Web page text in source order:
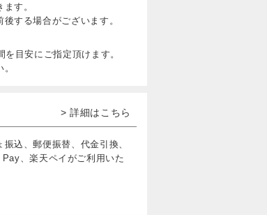
す。
する場合がございます。
目安にご指定頂けます。
> 詳細はこちら
込、郵便振替、代金引換、
、楽天ペイがご利用いた